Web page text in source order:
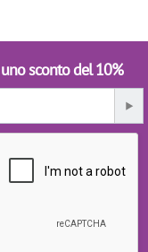
sconto del 10%